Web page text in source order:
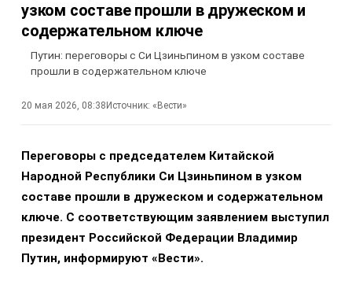
узком составе прошли в дружеском и
содержательном ключе
Путин: переговоры с Си Цзиньпином в узком составе
прошли в содержательном ключе
20 мая 2026, 08:38 Источник: «Вести»
Переговоры с председателем Китайской
Народной Республики Си Цзиньпином в узком
составе прошли в дружеском и содержательном
ключе. С соответствующим заявлением выступил
президент Российской Федерации Владимир
Путин, информируют «Вести».